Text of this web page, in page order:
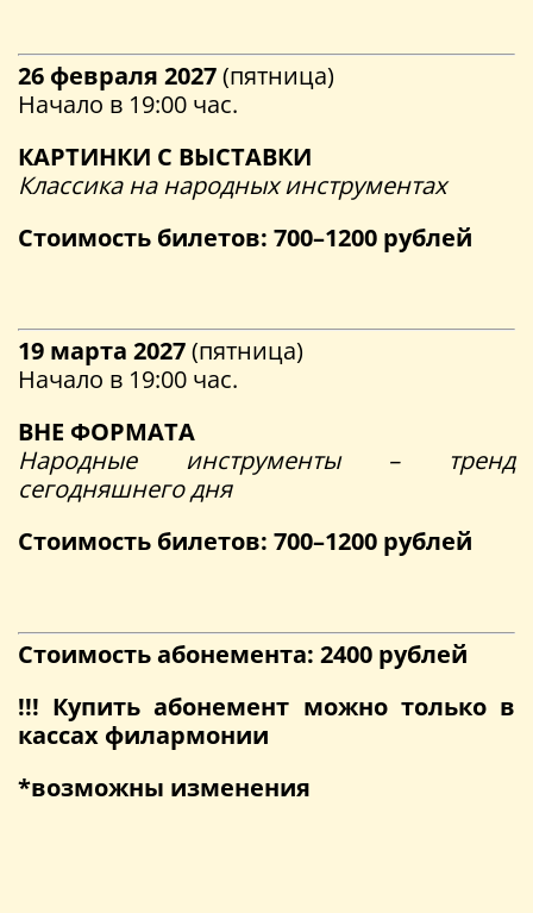
26 февраля 2027(пятница)
Начало в 19:00 час.
КАРТИНКИ С ВЫСТАВКИ
Классика на народных инструментах
Стоимость билетов: 700–1200 рублей
19 марта 2027(пятница)
Начало в 19:00 час.
ВНЕ ФОРМАТА
Народные инструменты – тренд
сегодняшнего дня
Стоимость билетов: 700–1200 рублей
Стоимость абонемента: 2400 рублей
!!! Купить абонемент можно только в
кассах филармонии
*возможны изменения